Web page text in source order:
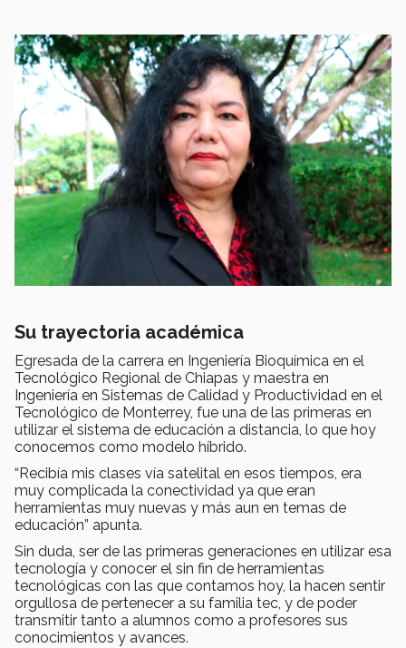
Su trayectoria académica
Egresada de la carrera en Ingeniería Bioquímica en el
Tecnológico Regional de Chiapas y maestra en
Ingeniería en Sistemas de Calidad y Productividad en el
Tecnológico de Monterrey, fue una de las primeras en
utilizar el sistema de educación a distancia, lo que hoy
conocemos como modelo híbrido.
“Recibía mis clases vía satelital en esos tiempos, era
muy complicada la conectividad ya que eran
herramientas muy nuevas y más aun en temas de
educación” apunta.
Sin duda, ser de las primeras generaciones en utilizar esa
tecnología y conocer el sin fin de herramientas
tecnológicas con las que contamos hoy, la hacen sentir
orgullosa de pertenecer a su familia tec, y de poder
transmitir tanto a alumnos como a profesores sus
conocimientos y avances.